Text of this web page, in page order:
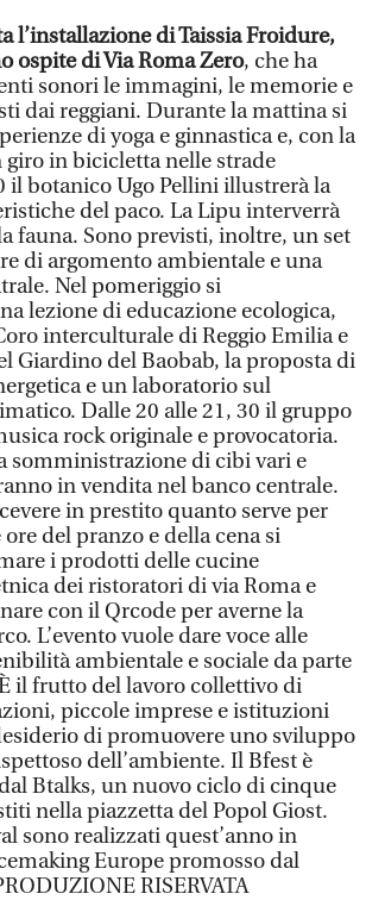
l’installazione di Taissia Froidure,
ospite di Via Roma Zero, che ha
sonori le immagini, le memorie e
dai reggiani. Durante la mattina si
di yoga e ginnastica e, con la
giro in bicicletta nelle strade
il botanico Ugo Pellini illustrerà la
del paco. La Lipu interverrà
fauna. Sono previsti, inoltre, un set
di argomento ambientale e una
Nel pomeriggio si
lezione di educazione ecologica,
interculturale di Reggio Emilia e
Giardino del Baobab, la proposta di
e un laboratorio sul
Dalle 20 alle 21, 30 il gruppo
rock originale e provocatoria.
somministrazione di cibi vari e
in vendita nel banco centrale.
in prestito quanto serve per
del pranzo e della cena si
i prodotti delle cucine
dei ristoratori di via Roma e
con il Qrcode per averne la
L’evento vuole dare voce alle
ambientale e sociale da parte
il frutto del lavoro collettivo di
piccole imprese e istituzioni
di promuovere uno sviluppo
dell’ambiente. Il Bfest è
Btalks, un nuovo ciclo di cinque
nella piazzetta del Popol Giost.
sono realizzati quest’anno in
Europe promosso dal
RISERVATA